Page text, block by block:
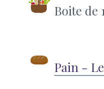
Boite de
Pain -